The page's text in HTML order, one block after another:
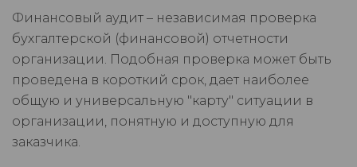
Финансовый аудит – независимая проверка
бухгалтерской (финансовой) отчетности
организации. Подобная проверка может быть
проведена в короткий срок, дает наиболее
общую и универсальную "карту" ситуации в
организации, понятную и доступную для
заказчика.